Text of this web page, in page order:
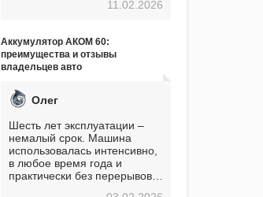
показывает, что данный
стоимость. Долго сомневался
перед приобретением, но в
итоге ни разу не пожалел.
вложение, избавляющее от
головной боли, связанной с
АКБ. Подтверждаю
11.02.2026
Аккумулятор АКОМ 60:
преимущества и отзывы
владельцев авто
Олег
Шесть лет эксплуатации –
немалый срок. Машина
использовалась интенсивно,
в любое время года и
практически без перерывов.